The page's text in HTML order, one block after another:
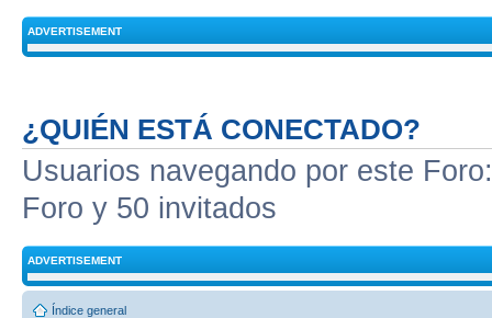
ADVERTISEMENT
¿QUIÉN ESTÁ CONECTADO?
Usuarios navegando por este
Foro y 50 invitados
ADVERTISEMENT
Índice general